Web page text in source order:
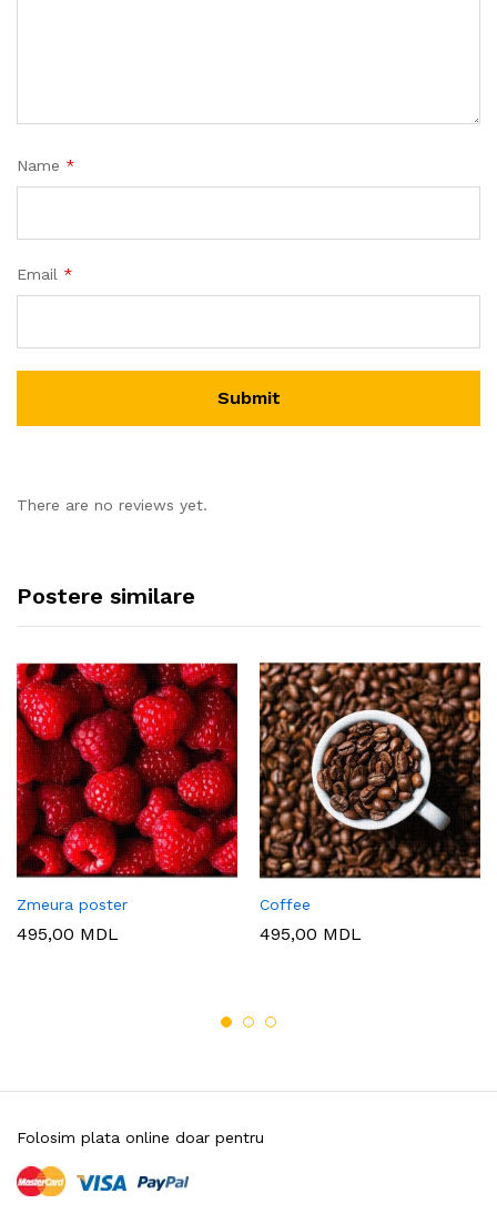
Name *
Email *
There are no reviews yet.
Postere similare
Zmeura poster
495,00 MDL
Coffee
495,00 MDL
Folosim plata online doar pentru